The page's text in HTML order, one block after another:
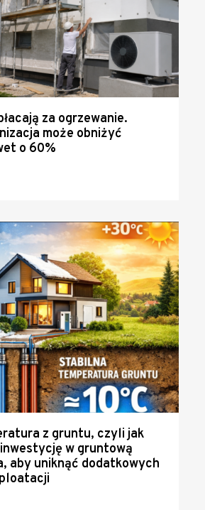
za ogrzewanie.
może obniżyć
o 60%
z gruntu, czyli jak
w gruntową
aby uniknąć dodatkowych